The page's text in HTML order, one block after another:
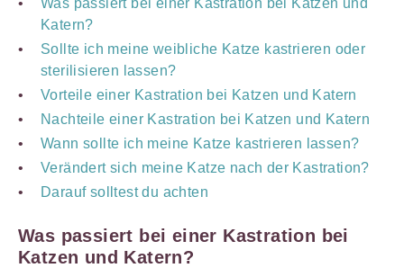
Was passiert bei einer Kastration bei Katzen und
Katern?
Sollte ich meine weibliche Katze kastrieren oder
sterilisieren lassen?
Vorteile einer Kastration bei Katzen und Katern
Nachteile einer Kastration bei Katzen und Katern
Wann sollte ich meine Katze kastrieren lassen?
Verändert sich meine Katze nach der Kastration?
Darauf solltest du achten
Was passiert bei einer Kastration bei
Katzen und Katern?